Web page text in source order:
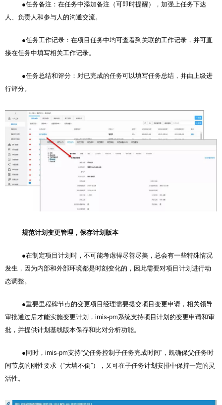
●任务备注：在任务中添加备注（可即时提醒），加强上任务下达
人、负责人和参与人的沟通交流。
●任务工作记录：在项目任务中均可查看到关联的工作记录，并可直
接在任务中填写相关工作记录。
●任务总结和评分：对已完成的任务可以填写任务总结，并由上级进
行评分。
规范计划变更管理，保存计划版本
●在制定项目计划时，不可能考虑得尽善尽美，总会有一些特殊情况
发生，因为内部和外部环境都是时刻变化的，因此需要对项目计划进行动
态调整。
●重要里程碑节点的变更项目经理需要提交项目变更申请，相关领导
审批通过后才能实施变更计划，imis-pm系统支持项目计划的变更申请和审
批，并提供计划基线版本保存和比对分析功能。
●同时，imis-pm支持“父任务控制子任务完成时间”，既确保父任务时
间节点的刚性要求（“大墙不倒”），又可在子任务计划安排中保持一定的灵
活性。